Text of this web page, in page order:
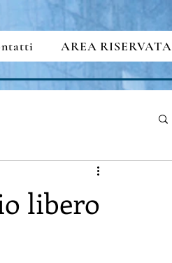
AREA RISERVATA
libero